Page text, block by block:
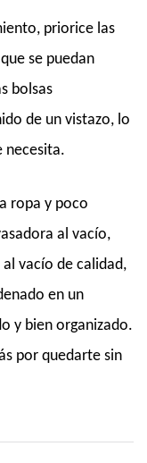
priorice las
se puedan
bolsas
de un vistazo, lo
necesita.
ropa y poco
al vacío,
vacío de calidad,
en un
y bien organizado.
por quedarte sin